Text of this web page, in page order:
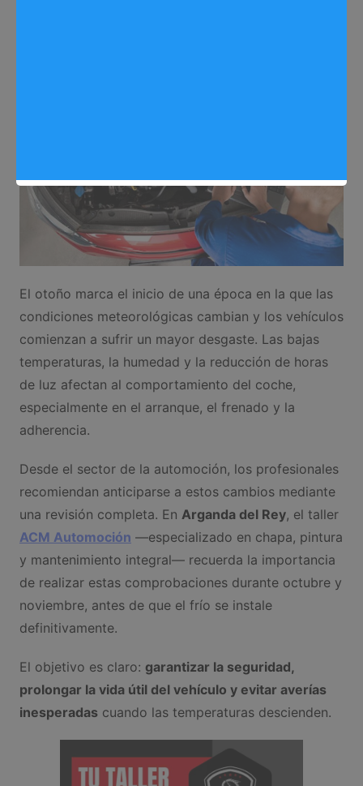
El otoño marca el inicio de una época en la que las
condiciones meteorológicas cambian y los vehículos
comienzan a sufrir un mayor desgaste. Las bajas
temperaturas, la humedad y la reducción de horas
de luz afectan al comportamiento del coche,
especialmente en el arranque, el frenado y la
adherencia.
Desde el sector de la automoción, los profesionales
recomiendan anticiparse a estos cambios mediante
una revisión completa. En Arganda del Rey, el taller
ACM Automoción —especializado en chapa, pintura
y mantenimiento integral— recuerda la importancia
de realizar estas comprobaciones durante octubre y
noviembre, antes de que el frío se instale
definitivamente.
El objetivo es claro: garantizar la seguridad,
prolongar la vida útil del vehículo y evitar averías
inesperadascuando las temperaturas descienden.